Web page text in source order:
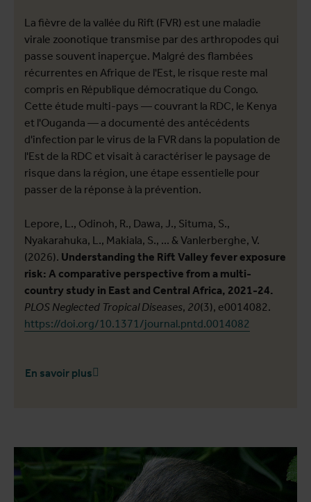
La fièvre de la vallée du Rift (FVR) est une maladie
virale zoonotique transmise par des arthropodes qui
passe souvent inaperçue. Malgré des flambées
récurrentes en Afrique de l'Est, le risque reste mal
compris en République démocratique du Congo.
Cette étude multi-pays — couvrant la RDC, le Kenya
et l'Ouganda — a documenté des antécédents
d'infection par le virus de la FVR dans la population de
l'Est de la RDC et visait à caractériser le paysage de
risque dans la région, une étape essentielle pour
passer de la réponse à la prévention.
Lepore, L., Odinoh, R., Dawa, J., Situma, S.,
Nyakarahuka, L., Makiala, S., ... & Vanlerberghe, V.
(2026). Understanding the Rift Valley fever exposure
risk: A comparative perspective from a multi-
country study in East and Central Africa, 2021-24.
PLOS Neglected Tropical Diseases, 20(3), e0014082.
https://doi.org/10.1371/journal.pntd.0014082
En savoir plus